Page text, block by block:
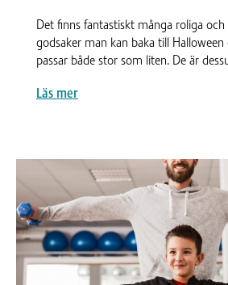
Det finns fantastiskt många roliga
godsaker man kan baka till
passar både stor som liten. De är
Läs mer